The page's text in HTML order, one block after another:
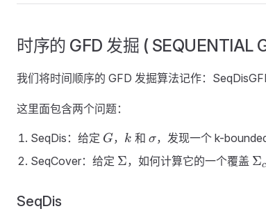
时序的 GFD 发掘 ( SEQUENTIAL
我们将时间顺序的 GFD 发掘算法记作：
这里面包含两个问题：
SeqDis：给定 G
G， k
k 和 \sigma
σ，发现一个 k-
SeqCover：给定 \Sigma
Σ，如何计算它的一个覆盖 Σc
SeqDis